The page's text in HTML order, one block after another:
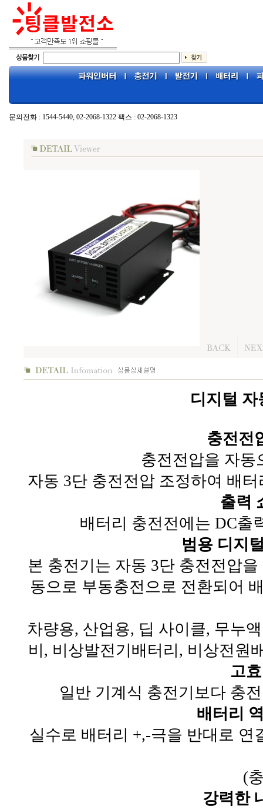
문의전화 : 1544-5440, 02-2068-1322 팩스 : 02-2068-1323
디지털 자
충전전
충전전압을 자동
자동 3단 충전전압 조정하여 배
출력
배터리 충전전에는 DC출
범용 디지
본 충전기는 자동 3단 충전전압
동으로 부동충전으로 전환되어
차량용, 산업용, 딥 사이클, 무누
비, 비상발전기배터리, 비상전원
고
일반 기계식 충전기보다 충
배터리
실수로 배터리 +,-극을 반대로
(
강력한